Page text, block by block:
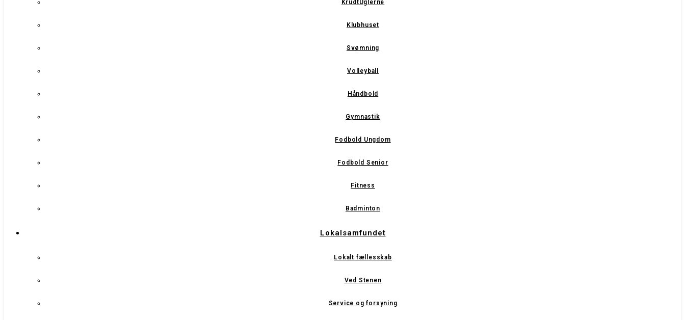
KrudtUglerne
Klubhuset
Svømning
Volleyball
Håndbold
Gymnastik
Fodbold Ungdom
Fodbold Senior
Fitness
Badminton
Lokalsamfundet
Lokalt fællesskab
Ved Stenen
Service og forsyning